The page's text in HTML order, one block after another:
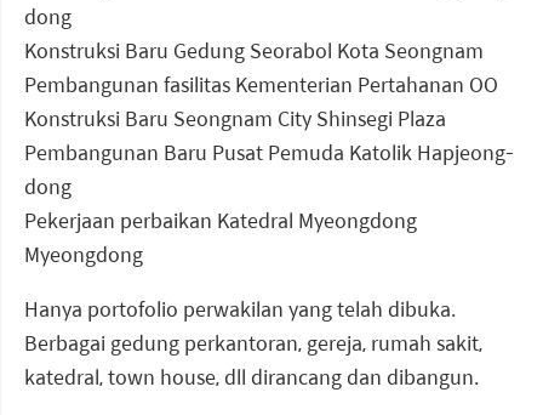
dong
Konstruksi Baru Gedung Seorabol Kota Seongnam
Pembangunan fasilitas Kementerian Pertahanan OO
Konstruksi Baru Seongnam City Shinsegi Plaza
Pembangunan Baru Pusat Pemuda Katolik Hapjeong-
dong
Pekerjaan perbaikan Katedral Myeongdong
Myeongdong
Hanya portofolio perwakilan yang telah dibuka.
Berbagai gedung perkantoran, gereja, rumah sakit,
katedral, town house, dll dirancang dan dibangun.